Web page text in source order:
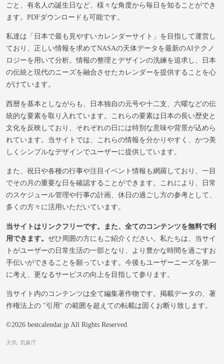
ごと、有名人の誕生日など、様々な角度から毎日を知ることができ
ます。PDFダウンロードも可能です。
私達は「日本で最も見やすいカレンダーサイト」を目指して運営し
ており、正しい情報を求めてNASAの天体データを最新のAIテクノ
ロジーを用いて分析。情報の整理とデザインの洗練を追求し、日本
の伝統と現代のニーズを融合させたカレンダーを提供することを心
がけています。
西暦を基本としながらも、日本独自の元号や十二支、六曜などの伝
統的な要素を取り入れています。これらの要素は日本の長い歴史と
文化を反映しており、それぞれの日には特別な意味や背景が込めら
れています。当サイトでは、これらの情報を分かりやすく、かつ美
しくシンプルなデザインでユーザーに提供しています。
また、祝日や各種の行事や注目イベント情報も網羅しており、一目
でその月の重要な日を確認することができます。これにより、日常
のスケジュール管理や行事の計画、休日の過ごし方の参考として、
多くの方々に活用いただいています。
当サイトはリンクフリーです。また、全てのコンテンツを無料で利
用できます。 ぜひ周囲の方にもご紹介ください。私たちは、当サイ
トがユーザーの日常生活の一部となり、より豊かな時間を過ごすお
手伝いができることを願っています。今後もユーザーニーズを第一
に考え、更なるサービスの向上を目指して参ります。
当サイト内のコンテンツは全て編集著作物です。掲載データの、著
作権法上の "引用" の範囲を超えての転載は固くお断り致します。
©2026 bestcalendar.jp All Rights Reserved.
天気: 気象庁